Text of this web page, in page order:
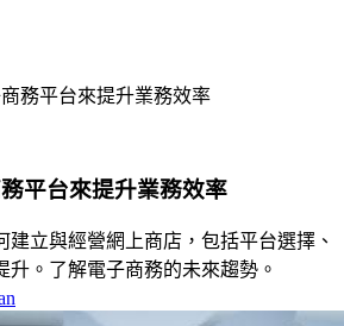
務平台來提升業務效率
平台來提升業務效率
建立與經營網上商店，包括平台選擇、
升。了解電子商務的未來趨勢。